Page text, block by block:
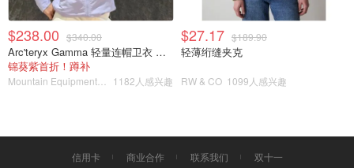
甜品DIY 四月宅家季
$238.00 $340.00
Arc'teryx Gamma 轻量连帽卫衣 女款
锦葵紫首折！蹲补
1182人感兴趣
$27.17 $189.90
轻薄绗缝夹克
RW & CO 1099人感兴趣
信用卡 商业合作 联系我们
双十一